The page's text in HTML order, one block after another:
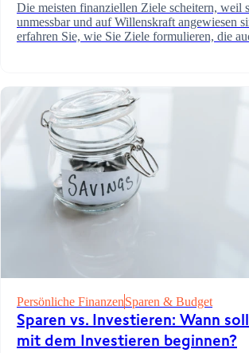
Die meisten finanziellen Ziele scheitern, weil
unmessbar und auf Willenskraft angewiesen
erfahren Sie, wie Sie Ziele formulieren, die
Persönliche FinanzenSparen & Budget
Sparen vs. Investieren: Wann
mit dem Investieren beginnen?